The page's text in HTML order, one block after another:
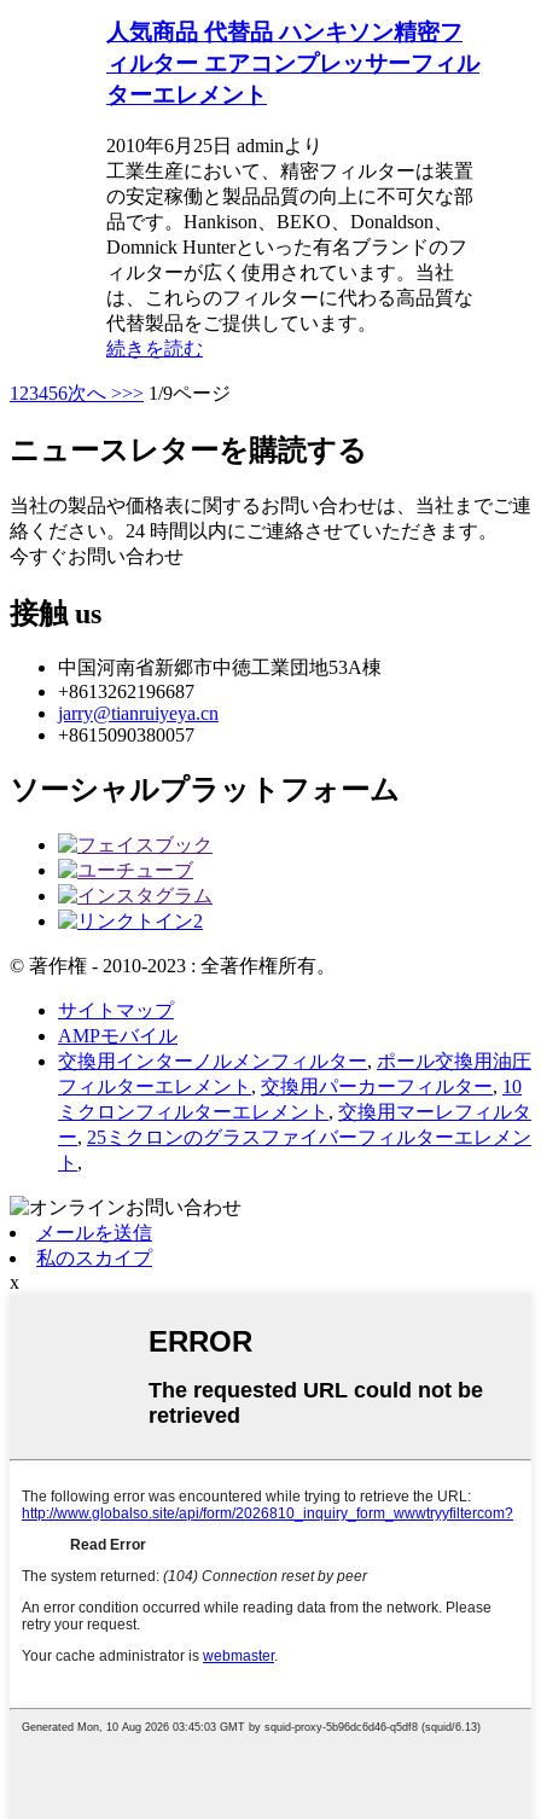
人気商品 代替品 ハンキソン精密フ
ィルター エアコンプレッサーフィル
ターエレメント
2010年6月25日 adminより
工業生産において、精密フィルターは装置
の安定稼働と製品品質の向上に不可欠な部
品です。Hankison、BEKO、Donaldson、
Domnick Hunterといった有名ブランドのフ
ィルターが広く使用されています。当社
は、これらのフィルターに代わる高品質な
代替製品をご提供しています。
続きを読む
1 23456次へ >>> 1/9ページ
ニュースレターを購読する
当社の製品や価格表に関するお問い合わせは、当社までご連
絡ください。24 時間以内にご連絡させていただきます。
今すぐお問い合わせ
接触 us
中国河南省新郷市中徳工業団地53A棟
+8613262196687
jarry@tianruiyeya.cn
+8615090380057
ソーシャルプラットフォーム
© 著作権 - 2010-2023 : 全著作権所有。
サイトマップ
AMPモバイル
交換用インターノルメンフィルター, ポール交換用油圧
フィルターエレメント , 交換用パーカーフィルター, 10
ミクロンフィルターエレメント , 交換用マーレフィルタ
ー, 25ミクロンのグラスファイバーフィルターエレメン
ト ,
メールを送信
私のスカイプ
x